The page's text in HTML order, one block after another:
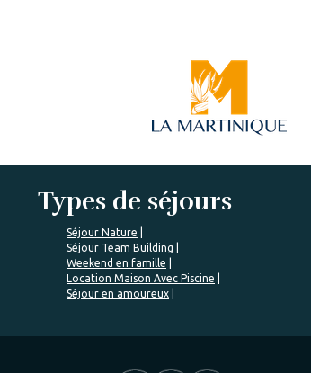
Types de séjours
Séjour Nature
Séjour Team Building
Weekend en famille
Location Maison Avec Piscine
Séjour en amoureux